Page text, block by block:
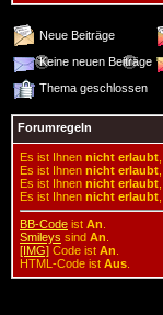
Neue Beiträge
Keine neuen Beiträge
Thema geschlossen
Forumregeln
Es ist Ihnen nicht erlaubt
Es ist Ihnen nicht erlaubt
Es ist Ihnen nicht erlaubt
Es ist Ihnen nicht erlaubt
BB-Code ist An
Smileys sind An
[IMG] Code ist An
HTML-Code ist Aus